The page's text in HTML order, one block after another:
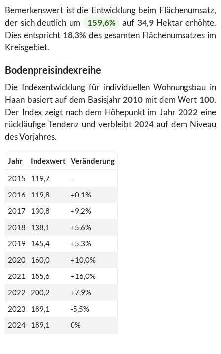
Bemerkenswert ist die Entwicklung beim Flächenumsatz,
der sich deutlich um
159,6% auf 34,9Hektar erhöhte.
Dies entspricht 18,3% des gesamten Flächenumsatzes im
Kreisgebiet.
Bodenpreisindexreihe
Die Indexentwicklung für individuellen Wohnungsbau in
Haan basiert auf dem Basisjahr 2010 mit dem Wert 100.
Der Index zeigt nach dem Höhepunkt im Jahr 2022 eine
rückläufige Tendenz und verbleibt 2024 auf dem Niveau
des Vorjahres.
Jahr Indexwert Veränderung
2015
119,7
-
2016
119,8
+0,1%
2017
130,8
+9,2%
2018
138,1
+5,6%
2019
145,4
+5,3%
2020
160,0
+10,0%
2021
185,6
+16,0%
2022
200,2
+7,9%
2023
189,1
-5,5%
2024
189,1 0%